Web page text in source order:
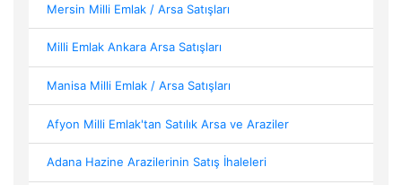
Mersin Milli Emlak / Arsa Satışları
Milli Emlak Ankara Arsa Satışları
Manisa Milli Emlak / Arsa Satışları
Afyon Milli Emlak'tan Satılık Arsa ve Araziler
Adana Hazine Arazilerinin Satış İhaleleri